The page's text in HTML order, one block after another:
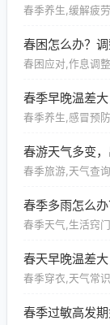
春季养生,缓解疲
春困怎么办？
春困应对,作息调
春季早晚温差大
春季养生,感冒预
春游天气多变
春季旅游,天气查
春季多雨怎么
春季天气,生活窍
春天早晚温差
春季穿衣,天气常
春季过敏高发